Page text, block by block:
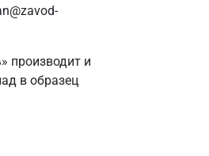
производит и
в образец